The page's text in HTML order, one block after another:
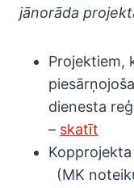
jānorāda
Projektiem,
dienesta
– skatīt
(MK